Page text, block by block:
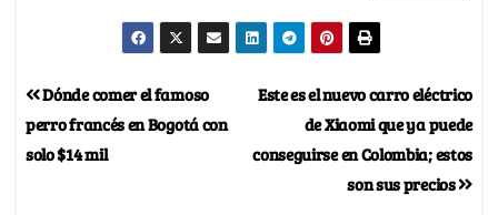
Este es el nuevo carro eléctrico
de Xiaomi que ya puede
conseguirse en Colombia; estos
son sus precios
Dónde comer el famoso
perro francés en Bogotá con
solo $14 mil